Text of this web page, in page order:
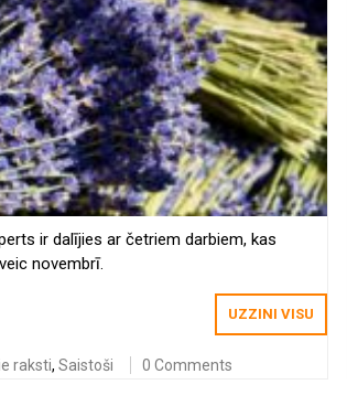
ir dalījies ar četriem darbiem, kas
novembrī.
UZZINI VISU
raksti, Saistoši 0 Comments